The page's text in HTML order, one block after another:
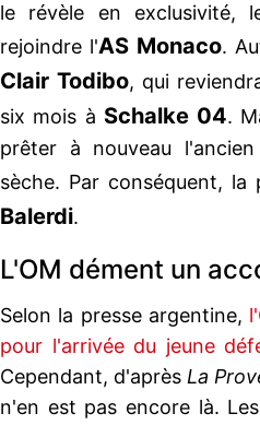
le révèle en exclusivité,
rejoindre l'AS Monaco.
Clair Todibo, qui
six mois à Schalke 04.
prêter à nouveau
sèche. Par conséquent, la
Balerdi.
L'OM dément un
Selon la presse argentine,
pour l'arrivée du jeune
Cependant, d'aprèsLa
n'en est pas encore là.